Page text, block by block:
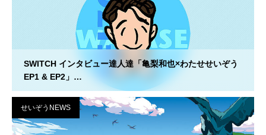
SWITCH インタビュー達人達「亀梨和也×わたせせいぞう
EP1 & EP2」
再放送のお知らせ
せいぞうNEWS